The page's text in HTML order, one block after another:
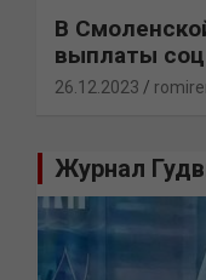
В
выплаты
26.12.2023
Журнал